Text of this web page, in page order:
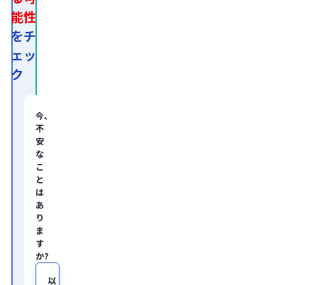
能性
をチ
ェッ
ク
今、
不
安
な
こ
と
は
あ
り
ま
す
か?
以